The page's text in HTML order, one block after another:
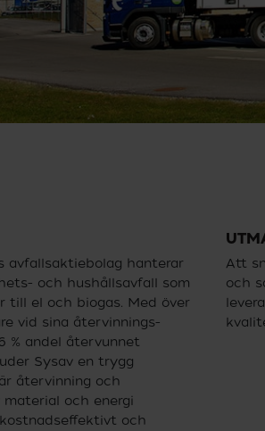
avfallsaktiebolag hanterar
och hushållsavfall som
till el och biogas. Med över
vid sina återvinnings­
% andel återvunnet
Sysav en trygg
återvinning och
material och energi
och
Att
och